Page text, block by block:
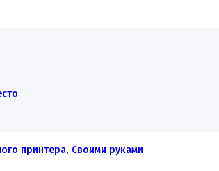
принтера Своими руками